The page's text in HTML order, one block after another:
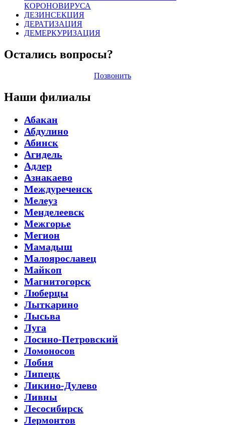
КОРОНОВИРУСА
ДЕЗИНСЕКЦИЯ
ДЕРАТИЗАЦИЯ
ДЕМЕРКУРИЗАЦИЯ
Остались вопросы?
Позвонить
Наши филиалы
Абакан
Абдулино
Абинск
Агидель
Адлер
Азнакаево
Междуреченск
Мелеуз
Менделеевск
Межгорье
Мегион
Мамадыш
Малоярославец
Майкоп
Магнитогорск
Люберцы
Лыткарино
Лысьва
Луга
Лосино-Петровский
Ломоносов
Лобня
Липецк
Ликино-Дулево
Ливны
Лесосибирск
Лермонтов